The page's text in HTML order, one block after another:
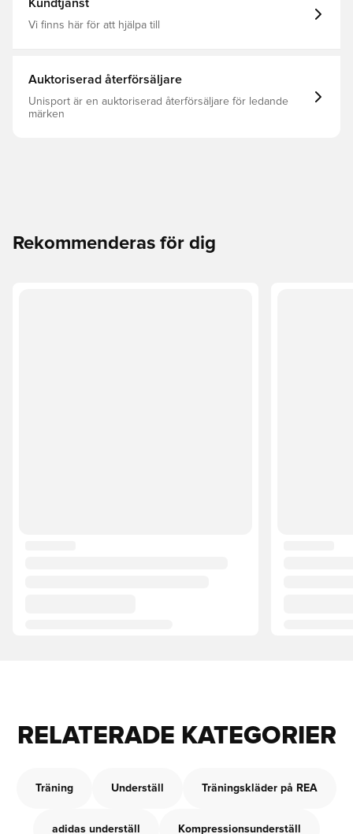
Kundtjänst
Vi finns här för att hjälpa till
Auktoriserad återförsäljare
Unisport är en auktoriserad återförsäljare för ledande
märken
Rekommenderas för dig
RELATERADE KATEGORIER
Träning Underställ Träningskläder på REA
adidas underställ Kompressionsunderställ